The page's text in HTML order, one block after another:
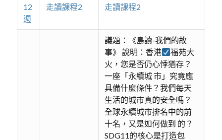
12
週
走讀課程2 走讀課程2
議題：《島讀-我們的故
事》 說明：香港
福苑大
火，您是否仍心悸猶存？
一座「永續城 市」究竟應
具備什麼條件？我們每天
生活的城市真的安全嗎？
全球永續城市排名中的前
十名，又是如何做到 的？
SDG11的核心是打造包